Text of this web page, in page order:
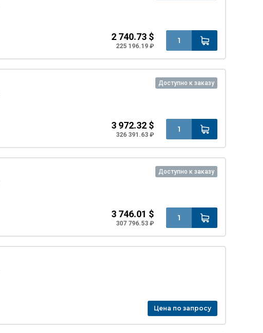
2 740.73 $
225 196.19 ₽
Доступно к заказу
3 972.32 $
326 391.63 ₽
Доступно к заказу
3 746.01 $
307 796.53 ₽
Цена по запросу